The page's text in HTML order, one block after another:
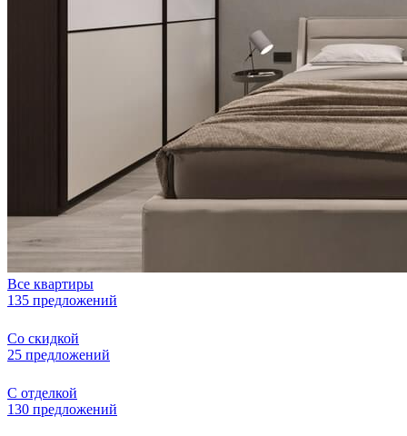
Все квартиры
135 предложений
Со скидкой
25 предложений
С отделкой
130 предложений